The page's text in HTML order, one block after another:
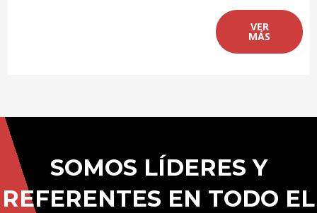
VER
MÁS
SOMOS LÍDERES Y
REFERENTES EN TODO EL